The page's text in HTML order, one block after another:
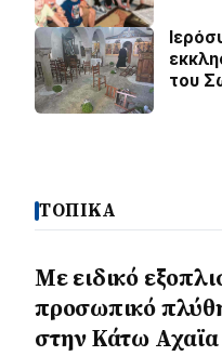
του
ΤΟΠΙΚΑ
Με ειδικό
προσωπικό
στην Κάτω Αχαϊα